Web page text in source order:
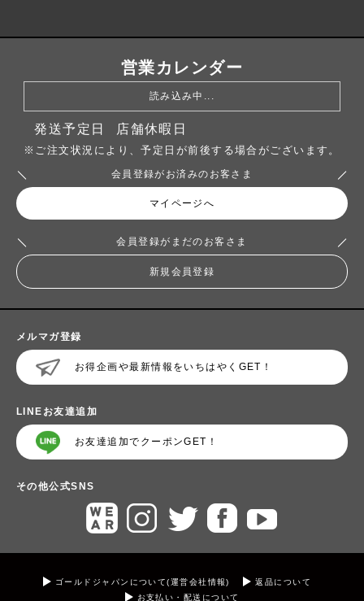
営業カレンダー
読み込み中...
発送予定日 店舗休暇日
※ご注文状況により、予定日が前後する場合がございます。
会員登録がお済みのお客さま
マイページへ
会員登録がまだのお客さま
新規会員登録
メルマガ登録
お得企画や最新情報をいちはやくGET！
LINEお友達追加
お友達追加でクーポンGET！
その他公式SNS
ゴールドジャパンについて(運営会社情報)
返品について
お支払い・配送について